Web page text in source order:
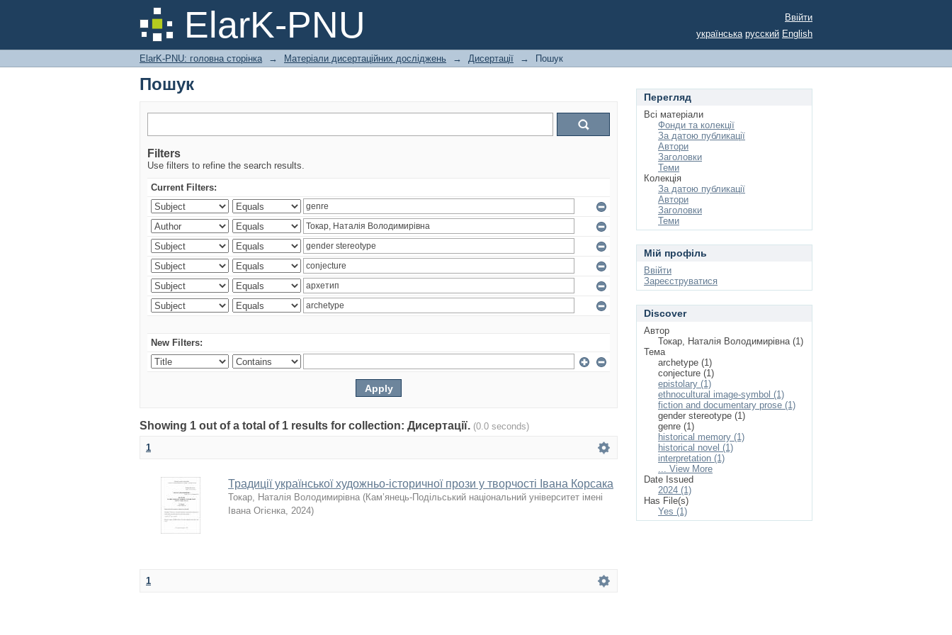
ElarK-PNU
Пошук
Ввійти
українська русский English
ElarK-PNU: головна сторінка → Матеріали дисертаційних досліджень → Дисертації → Пошук
Пошук
Filters
Use filters to refine the search results.
Current Filters:
New Filters:
Showing 1 out of a total of 1 results for collection: Дисертації. (0.0 seconds)
1
Традиції української художньо-історичної прози у творчості Івана Корсака
Токар, Наталія Володимирівна (Кам’янець-Подільський національний університет імені
Івана Огієнка, 2024)
1
Перегляд
Всі матеріали
Фонди та колекції
За датою публикації
Автори
Заголовки
Теми
Колекція
За датою публикації
Автори
Заголовки
Теми
Мій профіль
Ввійти
Зареєструватися
Discover
Автор
Токар, Наталія Володимирівна (1)
Тема
archetype (1)
conjecture (1)
epistolary (1)
ethnocultural image-symbol (1)
fiction and documentary prose (1)
gender stereotype (1)
genre (1)
historical memory (1)
historical novel (1)
interpretation (1)
... View More
Date Issued
2024 (1)
Has File(s)
Yes (1)